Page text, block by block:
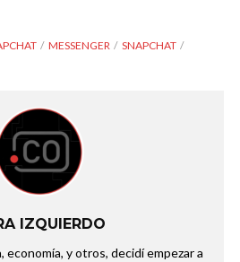
MESSENGER
SNAPCHAT
IZQUIERDO
y otros, decidí empezar a